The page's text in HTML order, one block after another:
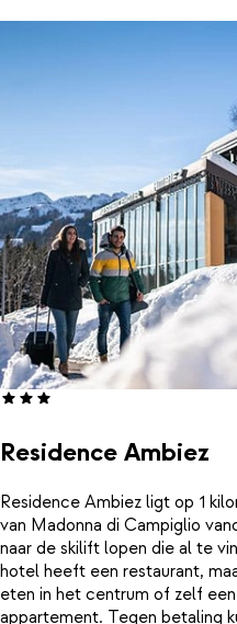
in het restaurant. Bij
waar ontspanning en
Residence Ambiez
Residence Ambiez ligt op 1
van Madonna di Campiglio
naar de skilift lopen die al te
hotel heeft een restaurant,
eten in het centrum of zelf
appartement. Tegen betaling